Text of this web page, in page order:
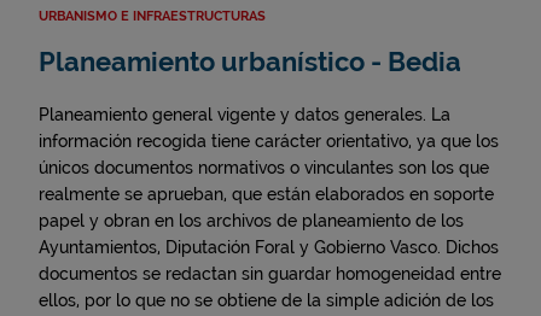
URBANISMO E INFRAESTRUCTURAS
Planeamiento urbanístico - Bedia
Planeamiento general vigente y datos generales. La
información recogida tiene carácter orientativo, ya que los
únicos documentos normativos o vinculantes son los que
realmente se aprueban, que están elaborados en soporte
papel y obran en los archivos de planeamiento de los
Ayuntamientos, Diputación Foral y Gobierno Vasco. Dichos
documentos se redactan sin guardar homogeneidad entre
ellos, por lo que no se obtiene de la simple adición de los